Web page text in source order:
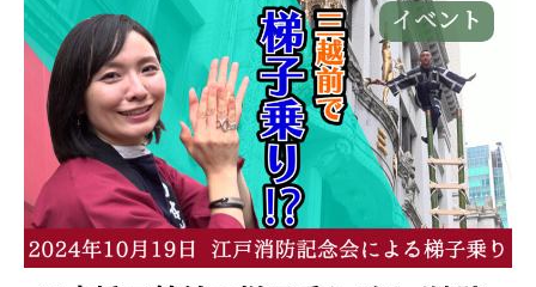
イベント